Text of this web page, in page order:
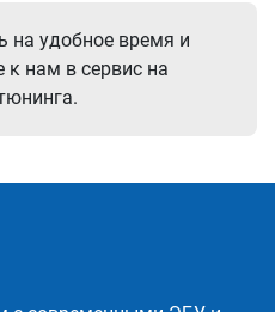
на удобное время и
к нам в сервис на